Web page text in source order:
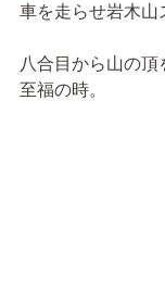
車を走らせ岩木山
八合目から山の
至福の時。